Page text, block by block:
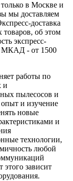
в Москве и
мы доставляем
доставка
товаров, об этом
экспресс-
МКАД - от 1500
работы по
и
пылесосов и
и изучение
новые
и
технологии,
любой
этого зависит